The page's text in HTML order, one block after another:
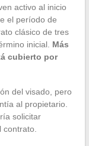
activo al inicio
el período de
clásico de tres
inicial. Más
cubierto por
del visado, pero
al propietario.
solicitar
contrato.